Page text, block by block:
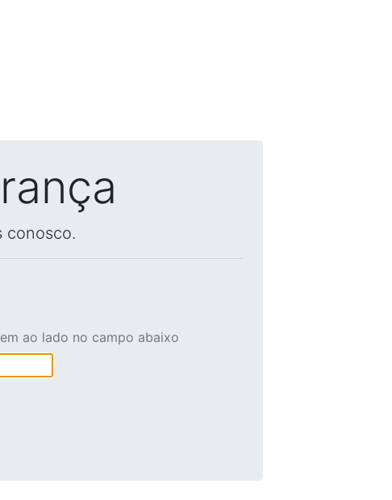
conosco.
ao lado no campo abaixo